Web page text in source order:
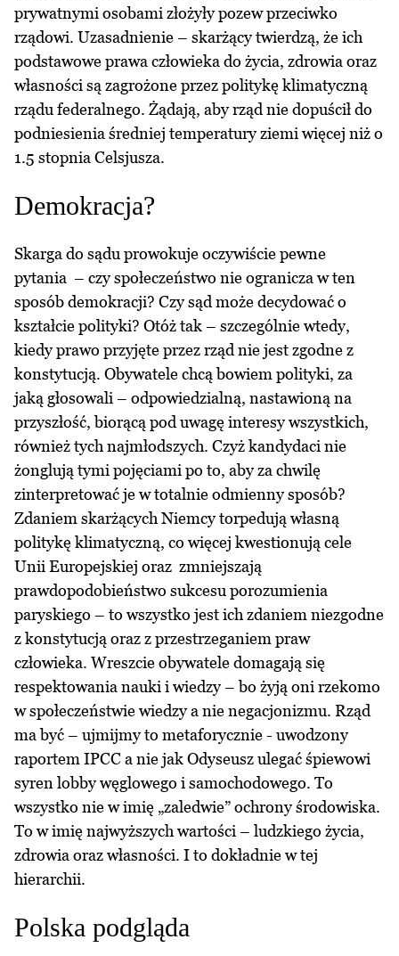
prywatnymi osobami złożyły pozew przeciwko
rządowi. Uzasadnienie – skarżący twierdzą, że ich
podstawowe prawa człowieka do życia, zdrowia oraz
własności są zagrożone przez politykę klimatyczną
rządu federalnego. Żądają, aby rząd nie dopuścił do
podniesienia średniej temperatury ziemi więcej niż o
1.5 stopnia Celsjusza.
Demokracja?
Skarga do sądu prowokuje oczywiście pewne
pytania – czy społeczeństwo nie ogranicza w ten
sposób demokracji? Czy sąd może decydować o
kształcie polityki? Otóż tak – szczególnie wtedy,
kiedy prawo przyjęte przez rząd nie jest zgodne z
konstytucją. Obywatele chcą bowiem polityki, za
jaką głosowali – odpowiedzialną, nastawioną na
przyszłość, biorącą pod uwagę interesy wszystkich,
również tych najmłodszych. Czyż kandydaci nie
żonglują tymi pojęciami po to, aby za chwilę
zinterpretować je w totalnie odmienny sposób?
Zdaniem skarżących Niemcy torpedują własną
politykę klimatyczną, co więcej kwestionują cele
Unii Europejskiej oraz zmniejszają
prawdopodobieństwo sukcesu porozumienia
paryskiego – to wszystko jest ich zdaniem niezgodne
z konstytucją oraz z przestrzeganiem praw
człowieka. Wreszcie obywatele domagają się
respektowania nauki i wiedzy – bo żyją oni rzekomo
w społeczeństwie wiedzy a nie negacjonizmu. Rząd
ma być – ujmijmy to metaforycznie - uwodzony
raportem IPCC a nie jak Odyseusz ulegać śpiewowi
syren lobby węglowego i samochodowego. To
wszystko nie w imię „zaledwie” ochrony środowiska.
To w imię najwyższych wartości – ludzkiego życia,
zdrowia oraz własności. I to dokładnie w tej
hierarchii.
Polska podgląda